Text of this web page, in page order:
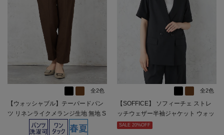
全2色
【ウォッシャブル】テーパードパン
ツ リネンライクメランジ生地 無地 S
OFFICE 春夏【レディース】
全2色
【SOFFICE】 ソフィーチェ ストレ
ッチウェザー半袖ジャケット ウォッ
シャブル 春夏
SALE 20%OFF